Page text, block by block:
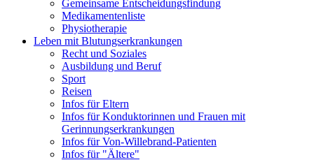
Gemeinsame Entscheidungsfindung
Medikamentenliste
Physiotherapie
Leben mit Blutungserkrankungen
Recht und Soziales
Ausbildung und Beruf
Sport
Reisen
Infos für Eltern
Infos für Konduktorinnen und Frauen mit
Gerinnungserkrankungen
Infos für Von-Willebrand-Patienten
Infos für "Ältere"